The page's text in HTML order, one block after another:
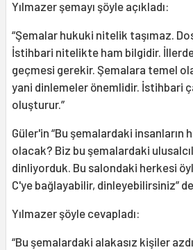
Yılmazer şemayı şöyle açıkladı:
“Şemalar hukuki nitelik taşımaz.
İstihbari nitelikte ham bilgidir.
geçmesi gerekir. Şemalara temel
yani dinlemeler önemlidir. İstihbari
oluşturur.”
Güler'in “Bu şemalardaki insanların
olacak? Biz bu şemalardaki
dinliyorduk. Bu salondaki herkesi
C'ye bağlayabilir, dinleyebilirsiniz”
Yılmazer şöyle cevapladı:
“Bu şemalardaki alakasız kişiler